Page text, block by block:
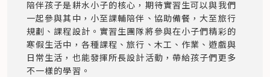
陪伴孩子是耕水小子的核心，期待實習生可以與我們
一起參與其中，小至課輔陪伴、協助備餐，大至旅行
規劃、課程設計。實習生團隊將參與在小子們精彩的
寒假生活中，各種課程、旅行、木工、作業、遊戲與
日常生活，也能發揮所長設計活動，帶給孩子們更多
不一樣的學習。